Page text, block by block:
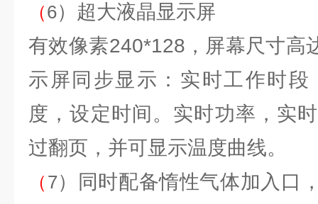
（6）超大液晶显示屏
有效像素240*128，屏幕尺寸高
示屏同步显示：实时工作时
度，设定时间。实时功率，实
过翻页，并可显示温度曲线。
（ 7）同时配备惰性气体加入口